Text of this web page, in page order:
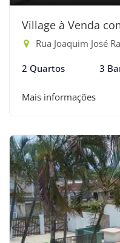
Village à Venda
Rua Joaquim José
2 Quartos 3
Mais informações